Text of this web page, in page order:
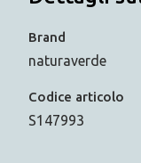
Brand
naturaverde
Codice articolo
S147993